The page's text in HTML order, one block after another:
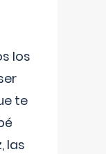
los
te
las